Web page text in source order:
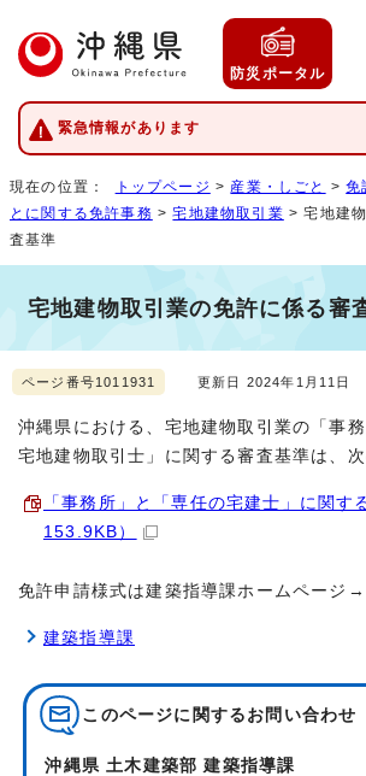
防災ポータル
緊急情報があります
現在の位置： トップページ > 産業・しごと >免
とに関する免許事務 >宅地建物取引業 > 宅地建
査基準
宅地建物取引業の免許に係る審
ページ番号1011931 更新日 2024年1月11日
沖縄県における、宅地建物取引業の「事
宅地建物取引士」に関する審査基準は、次
「事務所」と「専任の宅建士」に関す
153.9KB）
免許申請様式は建築指導課ホームページ
建築指導課
このページに関する お問い合わせ
沖縄県 土木建築部 建築指導課